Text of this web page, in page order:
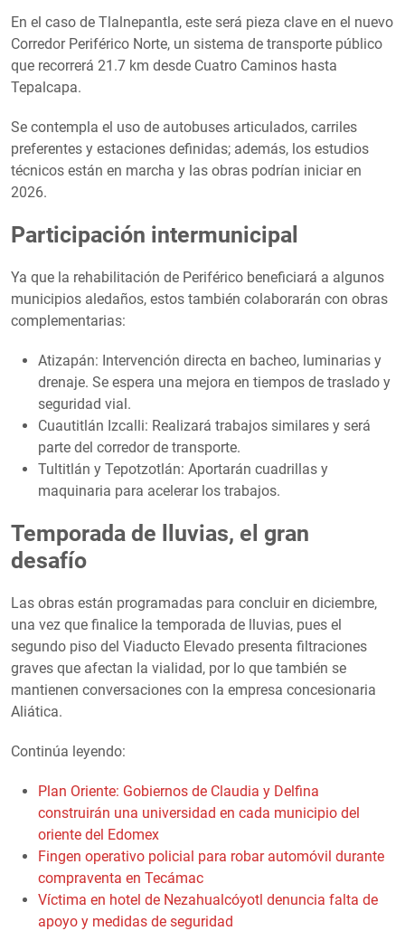
En el caso de Tlalnepantla, este será pieza clave en el nuevo
Corredor Periférico Norte, un sistema de transporte público
que recorrerá 21.7 km desde Cuatro Caminos hasta
Tepalcapa.
Se contempla el uso de autobuses articulados, carriles
preferentes y estaciones definidas; además, los estudios
técnicos están en marcha y las obras podrían iniciar en
2026.
Participación intermunicipal
Ya que la rehabilitación de Periférico beneficiará a algunos
municipios aledaños, estos también colaborarán con obras
complementarias:
Atizapán: Intervención directa en bacheo, luminarias y
drenaje. Se espera una mejora en tiempos de traslado y
seguridad vial.
Cuautitlán Izcalli: Realizará trabajos similares y será
parte del corredor de transporte.
Tultitlán y Tepotzotlán: Aportarán cuadrillas y
maquinaria para acelerar los trabajos.
Temporada de lluvias, el gran
desafío
Las obras están programadas para concluir en diciembre,
una vez que finalice la temporada de lluvias, pues el
segundo piso del Viaducto Elevado presenta filtraciones
graves que afectan la vialidad, por lo que también se
mantienen conversaciones con la empresa concesionaria
Aliática.
Continúa leyendo:
Plan Oriente: Gobiernos de Claudia y Delfina
construirán una universidad en cada municipio del
oriente del Edomex
Fingen operativo policial para robar automóvil durante
compraventa en Tecámac
Víctima en hotel de Nezahualcóyotl denuncia falta de
apoyo y medidas de seguridad